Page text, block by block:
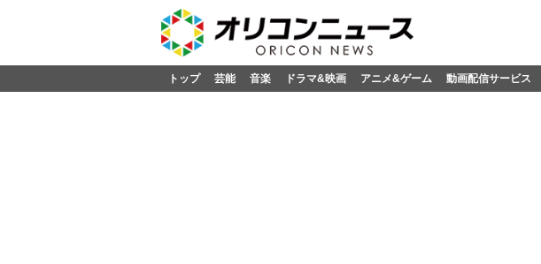
トップ 芸能 音楽 ドラマ&映画 アニメ&ゲーム 動画配信サービス